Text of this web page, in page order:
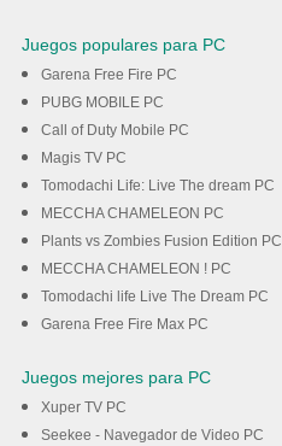
Juegos populares para PC
Garena Free Fire PC
PUBG MOBILE PC
Call of Duty Mobile PC
Magis TV PC
Tomodachi Life: Live The dream PC
MECCHA CHAMELEON PC
Plants vs Zombies Fusion Edition PC
MECCHA CHAMELEON ! PC
Tomodachi life Live The Dream PC
Garena Free Fire Max PC
Juegos mejores para PC
Xuper TV PC
Seekee - Navegador de Video PC